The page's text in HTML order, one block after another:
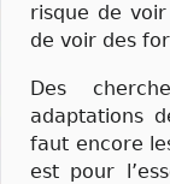
risque de
de voir des
Des
adaptations
faut encore
est pour